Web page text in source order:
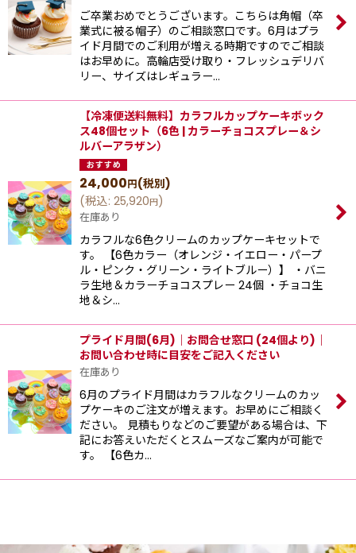
ご卒業おめでとうございます。こちらは角帽（卒
業式に被る帽子）のご相談窓口です。6月はプラ
イド月間でのご利用が増える時期ですのでご相談
はお早めに。高輪店受け取り・フレッシュデリバ
リー、サイズはレギュラー…
【冷凍便送料無料】カラフルカップケーキボック
ス48個セット（6色 | カラーチョコスプレー＆シ
ルバーアラザン）
24,000円(税別)
(税込: 25,920円)
在庫あり
カラフルな6色クリームのカップケーキセットで
す。 【6色カラー（オレンジ・イエロー・パープ
ル・ピンク・グリーン・ライトブルー）】 ・バニ
ラ生地＆カラーチョコスプレー 24個 ・チョコ生
地＆シ…
プライド月間(6月)｜お問合せ窓口 (24個より)｜
お問い合わせ時に目安をご記入ください
在庫あり
6月のプライド月間はカラフルなクリームのカッ
プケーキのご注文が増えます。お早めにご相談く
ださい。 見積もりなどのご要望がある場合は、下
記にお答えいただくとスムーズなご案内が可能で
す。 【6色カ…